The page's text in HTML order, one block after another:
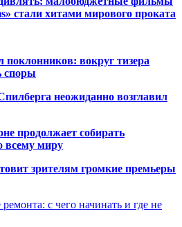
стали хитами мирового проката
вокруг тизера
споры
неожиданно возглавил
продолжает собирать
всему миру
зрителям громкие премьеры
с чего начинать и где не